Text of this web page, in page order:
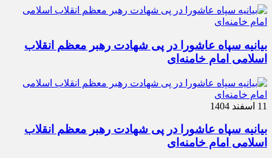
بیانیه سپاه عاشورا در پی شهادت رهبر معظم انقلاب
اسلامی امام خامنه‌ای
11 اسفند 1404
بیانیه سپاه عاشورا در پی شهادت رهبر معظم انقلاب
اسلامی امام خامنه‌ای